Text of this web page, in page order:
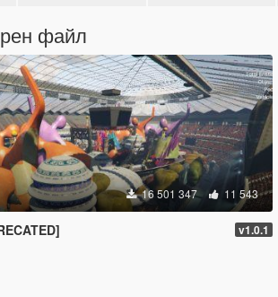
файл
16 501 347 11 543
v1.0.1